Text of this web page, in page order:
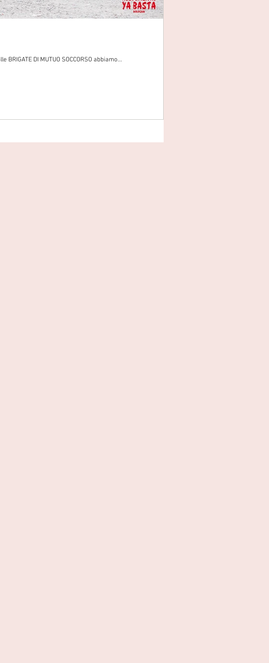
DI MUTUO SOCCORSO abbiamo...